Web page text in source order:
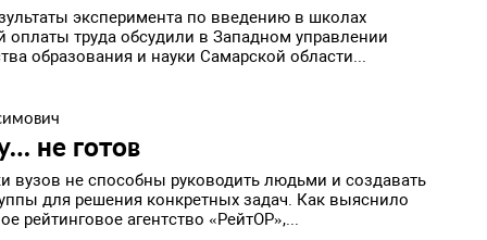
эксперимента по введению в школах
оплаты труда обсудили в Западном управлении
образования и науки Самарской области...
не готов
вузов не способны руководить людьми и создавать
для решения конкретных задач. Как выяснило
рейтинговое агентство «РейтОР»,...